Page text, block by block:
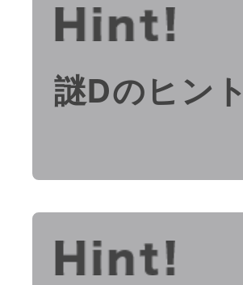
謎Dのヒント